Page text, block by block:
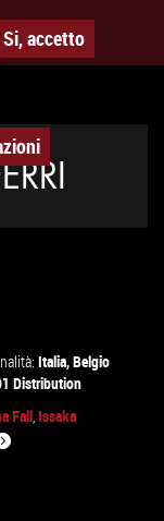
Si, accetto
Italia,Belgio
Distribution
Fall,Issaka